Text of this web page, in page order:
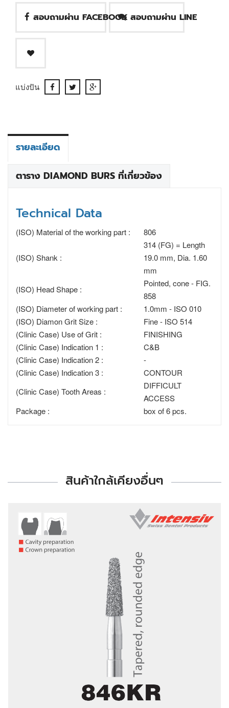
สอบถามผ่าน FACEBOOK สอบถามผ่าน LINE
แบ่งปัน
รายละเอียด
ตาราง DIAMOND BURS ที่เกี่ยวข้อง
Technical Data
(ISO) Material of the working part : 806
(ISO) Shank :
314 (FG) = Length
19.0 mm, Dia. 1.60
mm
(ISO) Head Shape :
Pointed, cone - FIG.
858
(ISO) Diameter of working part :
1.0mm - ISO 010
(ISO) Diamon Grit Size :
Fine - ISO 514
(Clinic Case) Use of Grit :
FINISHING
(Clinic Case) Indication 1 :
C&B
(Clinic Case) Indication 2 :
-
(Clinic Case) Indication 3 :
CONTOUR
(Clinic Case) Tooth Areas :
DIFFICULT
ACCESS
Package :
box of 6 pcs.
สินค้าใกล้เคียงอื่นๆ